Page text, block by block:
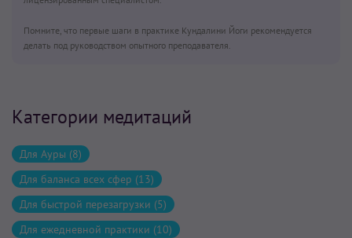
Помните, что первые шаги в практике Кундалини Йоги рекомендуется
делать под руководством опытного преподавателя.
Категории медитаций
Для Ауры (8)
Для баланса всех сфер (13)
Для быстрой перезагрузки (5)
Для ежедневной практики (10)